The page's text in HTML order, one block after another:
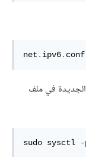
net . ipv6. conf
الجديدة في ملف
sudo sysctl -